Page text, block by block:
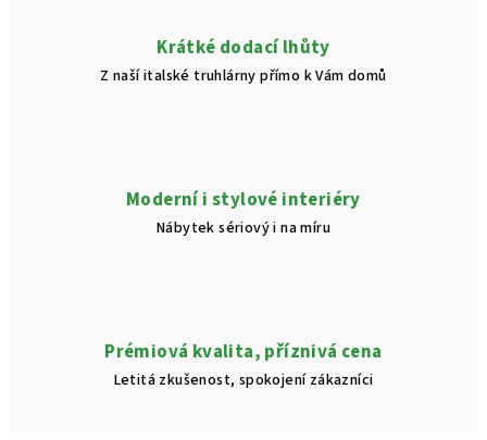
Krátké dodací lhůty
Z naší italské truhlárny přímo k Vám domů
Moderní i stylové interiéry
Nábytek sériový i na míru
Prémiová kvalita, příznivá cena
Letitá zkušenost, spokojení zákazníci